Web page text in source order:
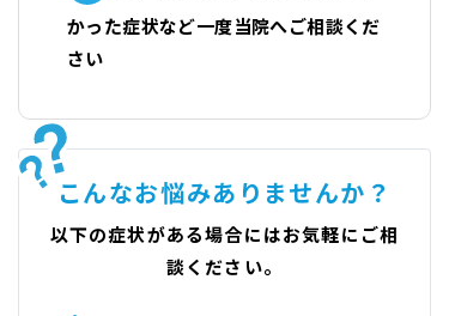
かった症状など一度当院へご相談くだ
さい
こんなお悩みありませんか？
以下の症状がある場合にはお気軽にご相
談ください。